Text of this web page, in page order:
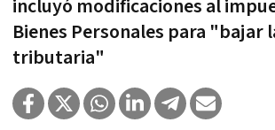
incluyó modificaciones al
Bienes Personales para "bajar
tributaria"